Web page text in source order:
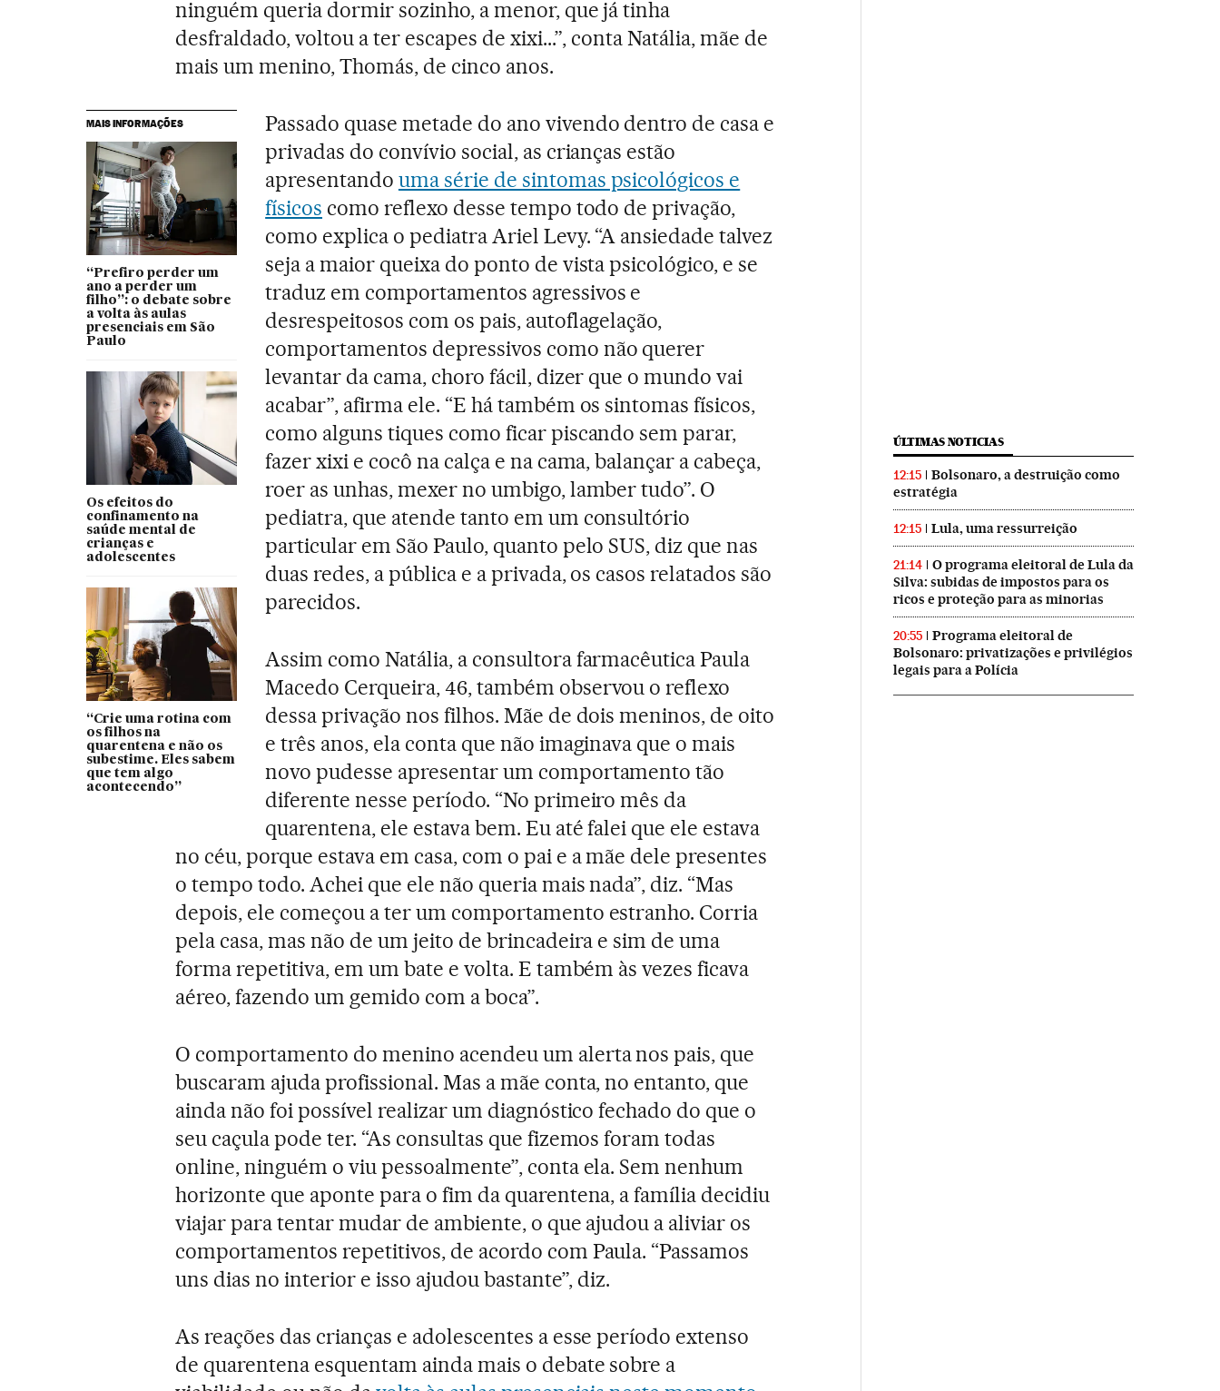
ninguém queria dormir sozinho, a menor, que já tinha
desfraldado, voltou a ter escapes de xixi...”, conta Natália, mãe de
mais um menino, Thomás, de cinco anos.
MAIS INFORMAÇÕES
“Prefiro perder um
ano a perder um
filho”: o debate sobre
a volta às aulas
presenciais em São
Paulo
Os efeitos do
confinamento na
saúde mental de
crianças e
adolescentes
“Crie uma rotina com
os filhos na
quarentena e não os
subestime. Eles sabem
que tem algo
acontecendo”
Passado quase metade do ano vivendo dentro de casa e
privadas do convívio social, as crianças estão
apresentando uma série de sintomas psicológicos e
físicos como reflexo desse tempo todo de privação,
como explica o pediatra Ariel Levy. “A ansiedade talvez
seja a maior queixa do ponto de vista psicológico, e se
traduz em comportamentos agressivos e
desrespeitosos com os pais, autoflagelação,
comportamentos depressivos como não querer
levantar da cama, choro fácil, dizer que o mundo vai
acabar”, afirma ele. “E há também os sintomas físicos,
como alguns tiques como ficar piscando sem parar,
fazer xixi e cocô na calça e na cama, balançar a cabeça,
roer as unhas, mexer no umbigo, lamber tudo”. O
pediatra, que atende tanto em um consultório
particular em São Paulo, quanto pelo SUS, diz que nas
duas redes, a pública e a privada, os casos relatados são
parecidos.
Assim como Natália, a consultora farmacêutica Paula
Macedo Cerqueira, 46, também observou o reflexo
dessa privação nos filhos. Mãe de dois meninos, de oito
e três anos, ela conta que não imaginava que o mais
novo pudesse apresentar um comportamento tão
diferente nesse período. “No primeiro mês da
quarentena, ele estava bem. Eu até falei que ele estava
no céu, porque estava em casa, com o pai e a mãe dele presentes
o tempo todo. Achei que ele não queria mais nada”, diz. “Mas
depois, ele começou a ter um comportamento estranho. Corria
pela casa, mas não de um jeito de brincadeira e sim de uma
forma repetitiva, em um bate e volta. E também às vezes ficava
aéreo, fazendo um gemido com a boca”.
O comportamento do menino acendeu um alerta nos pais, que
buscaram ajuda profissional. Mas a mãe conta, no entanto, que
ainda não foi possível realizar um diagnóstico fechado do que o
seu caçula pode ter. “As consultas que fizemos foram todas
online, ninguém o viu pessoalmente”, conta ela. Sem nenhum
horizonte que aponte para o fim da quarentena, a família decidiu
viajar para tentar mudar de ambiente, o que ajudou a aliviar os
comportamentos repetitivos, de acordo com Paula. “Passamos
uns dias no interior e isso ajudou bastante”, diz.
As reações das crianças e adolescentes a esse período extenso
de quarentena esquentam ainda mais o debate sobre a
ÚLTIMAS NOTICIAS
12:15
Bolsonaro, a destruição como
estratégia
12:15 Lula, uma ressurreição
21:14
O programa eleitoral de Lula da
Silva: subidas de impostos para os
ricos e proteção para as minorias
20:55
Programa eleitoral de
Bolsonaro: privatizações e privilégios
legais para a Polícia